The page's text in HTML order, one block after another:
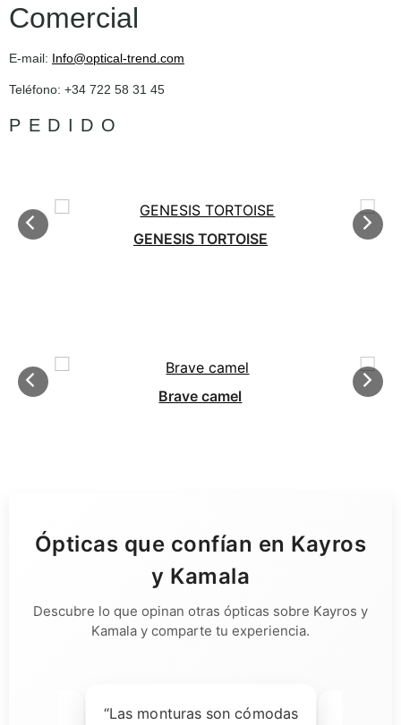
Comercial
E-mail: Info@optical-trend.com
Teléfono: +34 722 58 31 45
PEDIDO
GENESIS TORTOISE
Brave camel
Ópticas que confían en Kayros
y Kamala
Descubre lo que opinan otras ópticas sobre Kayros y
Kamala y comparte tu experiencia.
“Las monturas son cómodas